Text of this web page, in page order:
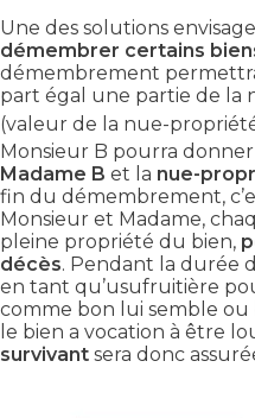
Une des solutions
démembrer certains
démembrement
part égal une partie de la
(valeur de la nue-
Monsieur B pourra donner
Madame B et la nue-
fin du démembrement,
Monsieur et Madame,
pleine propriété du bien,
décès. Pendant la durée
en tant qu’usufruitière
comme bon lui semble ou
le bien a vocation à être
survivant sera donc